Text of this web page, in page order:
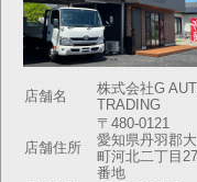
店舗名
株式会社G
TRADING
店舗住所
〒480-0121
愛知県丹羽郡
町河北二丁目
番地